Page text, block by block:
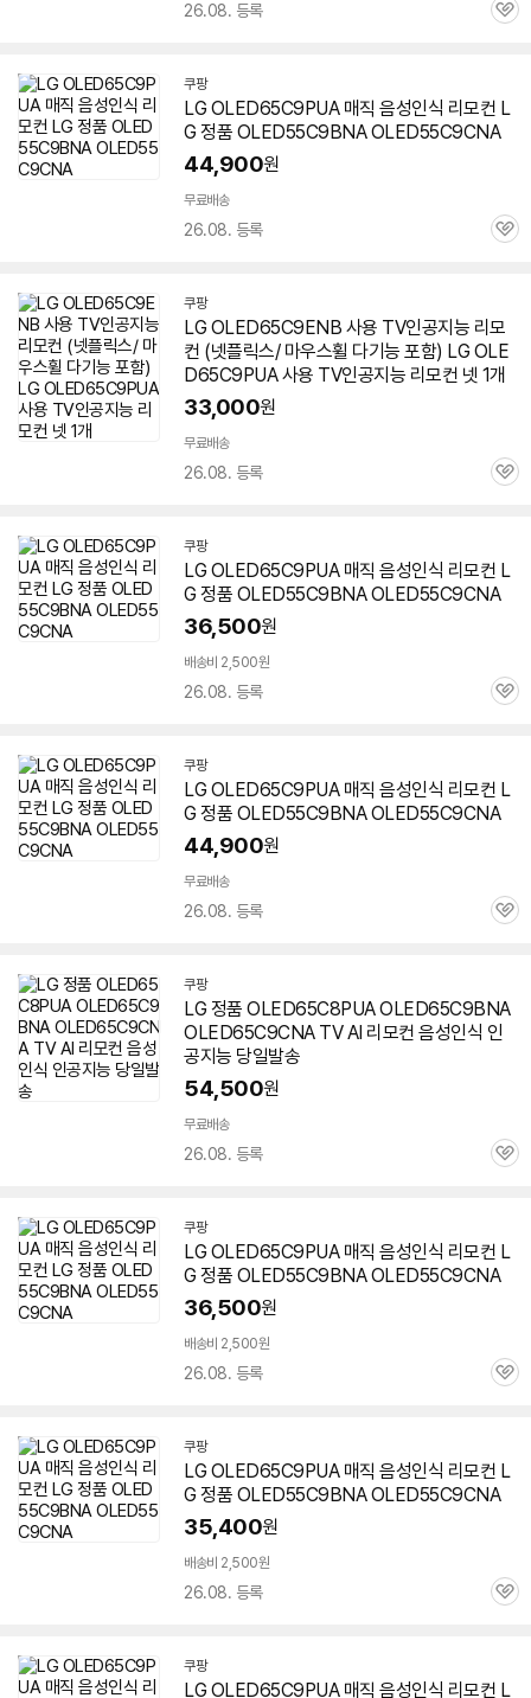
26.08. 등록
관
쿠팡
LG OLED65C9PUA 매직 음성인식 리모컨 L
G 정품 OLED55C9BNA OLED55C9CNA
44,900원
무료배송
26.08. 등록
관
쿠팡
LG OLED65C9ENB 사용 TV인공지능 리모
컨 (넷플릭스/ 마우스휠 다기능 포함) LG OLE
D65C9PUA 사용 TV인공지능 리모컨 넷 1개
33,000원
무료배송
26.08. 등록
관
쿠팡
LG OLED65C9PUA 매직 음성인식 리모컨 L
G 정품 OLED55C9BNA OLED55C9CNA
36,500원
배송비 2,500원
26.08. 등록
관
쿠팡
LG OLED65C9PUA 매직 음성인식 리모컨 L
G 정품 OLED55C9BNA OLED55C9CNA
44,900원
무료배송
26.08. 등록
관
쿠팡
LG 정품 OLED65C8PUA OLED65C9BNA
OLED65C9CNA TV AI 리모컨 음성인식 인
공지능 당일발송
54,500원
무료배송
26.08. 등록
관
쿠팡
LG OLED65C9PUA 매직 음성인식 리모컨 L
G 정품 OLED55C9BNA OLED55C9CNA
36,500원
배송비 2,500원
26.08. 등록
관
쿠팡
LG OLED65C9PUA 매직 음성인식 리모컨 L
G 정품 OLED55C9BNA OLED55C9CNA
35,400원
배송비 2,500원
26.08. 등록
관
쿠팡
LG OLED65C9PUA 매직 음성인식 리모컨 L